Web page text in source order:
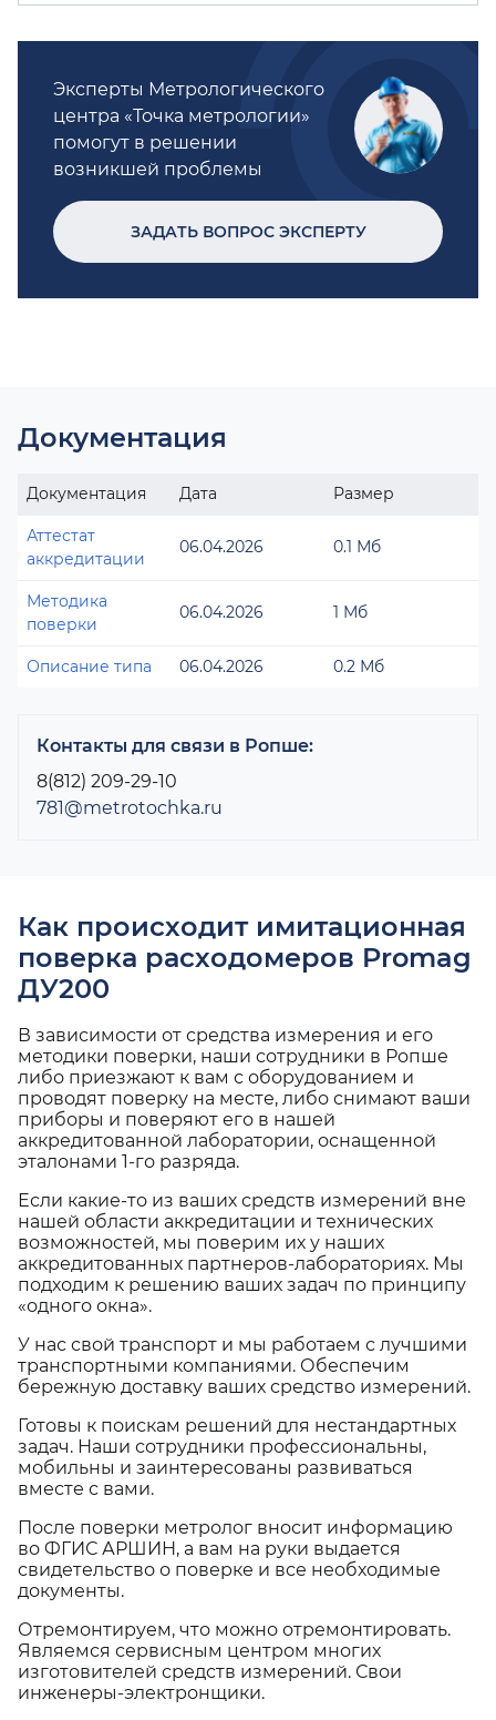
Эксперты Метрологического
центра «Точка метрологии»
помогут в решении
возникшей проблемы
ЗАДАТЬ ВОПРОС ЭКСПЕРТУ
Документация
Документация Дата Размер
Аттестат
аккредитации
06.04.2026 0.1 Мб
Методика
поверки
06.04.2026 1 Мб
Описание типа 06.04.2026 0.2 Мб
Контакты для связи в Ропше:
8(812) 209-29-10
781@metrotochka.ru
Как происходит имитационная
поверка расходомеров Promag
ДУ200
В зависимости от средства измерения и его
методики поверки, наши сотрудники в Ропше
либо приезжают к вам с оборудованием и
проводят поверку на месте, либо снимают ваши
приборы и поверяют его в нашей
аккредитованной лаборатории, оснащенной
эталонами 1-го разряда.
Если какие-то из ваших средств измерений вне
нашей области аккредитации и технических
возможностей, мы поверим их у наших
аккредитованных партнеров-лабораториях. Мы
подходим к решению ваших задач по принципу
«одного окна».
У нас свой транспорт и мы работаем с лучшими
транспортными компаниями. Обеспечим
бережную доставку ваших средство измерений.
Готовы к поискам решений для нестандартных
задач. Наши сотрудники профессиональны,
мобильны и заинтересованы развиваться
вместе с вами.
После поверки метролог вносит информацию
во ФГИС АРШИН, а вам на руки выдается
свидетельство о поверке и все необходимые
документы.
Отремонтируем, что можно отремонтировать.
Являемся сервисным центром многих
изготовителей средств измерений. Свои
инженеры-электронщики.